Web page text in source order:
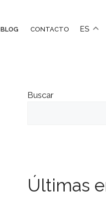
BLOG CONTACTO ES
Buscar
Últimas